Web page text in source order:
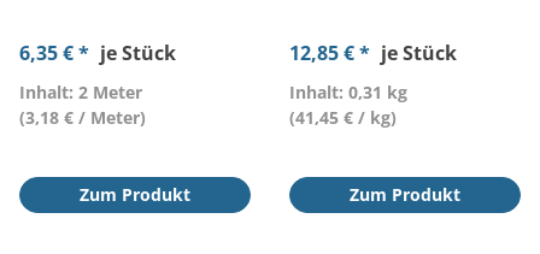
6,35 € * je Stück
Inhalt: 2 Meter
(3,18 € / Meter)
Zum Produkt
12,85 € * je Stück
Inhalt: 0,31 kg
(41,45 € / kg)
Zum Produkt